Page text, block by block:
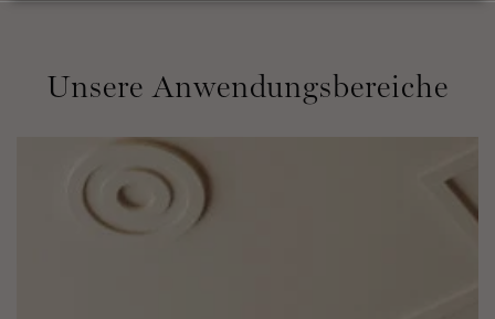
Unsere Anwendungsbereiche